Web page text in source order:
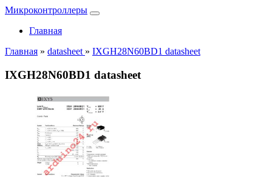
Микроконтроллеры
Главная
Главная » datasheet » IXGH28N60BD1 datasheet
IXGH28N60BD1 datasheet